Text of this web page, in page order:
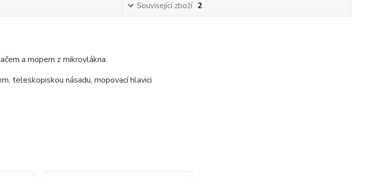
Související zboží 2
a mopem z mikrovlákna.
teleskopiskou násadu, mopovací hlavici